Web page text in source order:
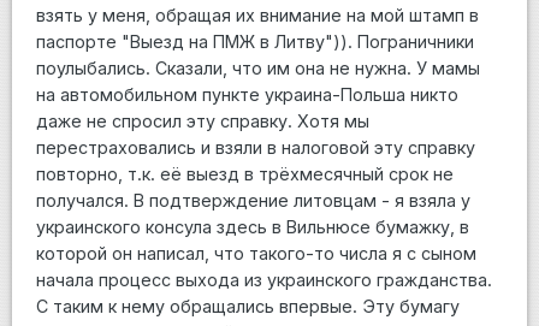
взять у меня, обращая их внимание на мой штамп в
паспорте "Выезд на ПМЖ в Литву")). Пограничники
поулыбались. Сказали, что им она не нужна. У мамы
на автомобильном пункте украина-Польша никто
даже не спросил эту справку. Хотя мы
перестраховались и взяли в налоговой эту справку
повторно, т.к. её выезд в трёхмесячный срок не
получался. В подтверждение литовцам - я взяла у
украинского консула здесь в Вильнюсе бумажку, в
которой он написал, что такого-то числа я с сыном
начала процесс выхода из украинского гражданства.
С таким к нему обращались впервые. Эту бумагу